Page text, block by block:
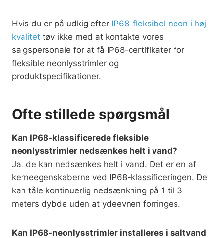
Hvis du er på udkig efter IP68-fleksibel neon i høj
kvalitet tøv ikke med at kontakte vores
salgspersonale for at få IP68-certifikater for
fleksible neonlysstrimler og
produktspecifikationer.
Ofte stillede spørgsmål
Kan IP68-klassificerede fleksible
neonlysstrimler nedsænkes helt i vand?
Ja, de kan nedsænkes helt i vand. Det er en af
kerneegenskaberne ved IP68-klassificeringen. De
kan tåle kontinuerlig nedsænkning på 1 til 3
meters dybde uden at ydeevnen forringes.
Kan IP68-neonlysstrimler installeres i saltvand